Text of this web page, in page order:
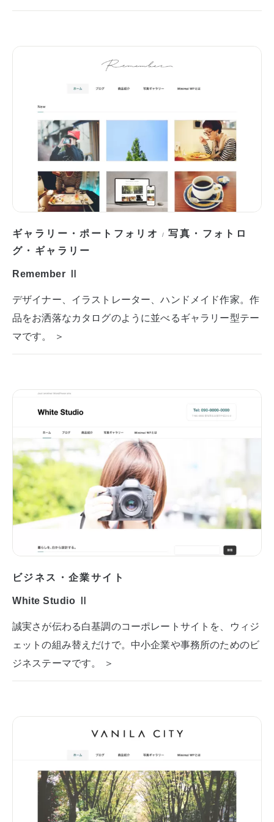
ギャラリー・ポートフォリオ /写真・フォトロ
グ・ギャラリー
Remember Ⅱ
デザイナー、イラストレーター、ハンドメイド作家。作
品をお洒落なカタログのように並べるギャラリー型テー
マです。 ＞
ビジネス・企業サイト
White Studio Ⅱ
誠実さが伝わる白基調のコーポレートサイトを、ウィジ
ェットの組み替えだけで。中小企業や事務所のためのビ
ジネステーマです。 ＞